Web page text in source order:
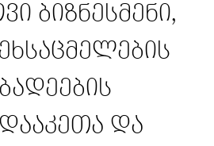
ბიზნესმენი,
და